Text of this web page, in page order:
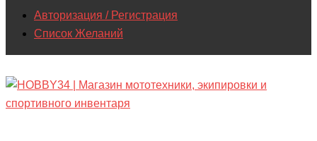
Авторизация / Регистрация
Список Желаний